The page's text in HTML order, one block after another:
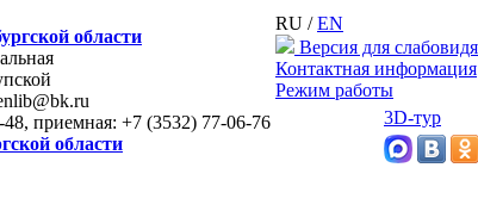
области
приемная: +7 (3532) 77-06-76
области
RU /EN
Версия для
Контактная информация
Режим работы
3D-тур